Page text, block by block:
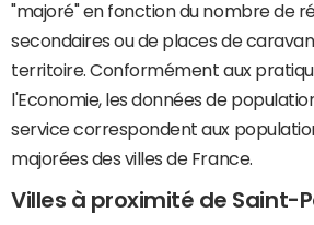
"majoré" en fonction du nombre de
secondaires ou de places de
territoire. Conformément aux
l'Economie, les données de
service correspondent aux
majorées des villes de France.
Villes à proximité de Saint-